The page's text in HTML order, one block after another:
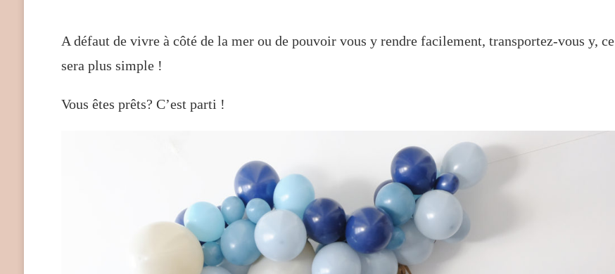
A défaut de vivre à côté de la mer ou de pouvoir vous y rendre facilement, transportez-vous y, ce
sera plus simple !
Vous êtes prêts? C’est parti !